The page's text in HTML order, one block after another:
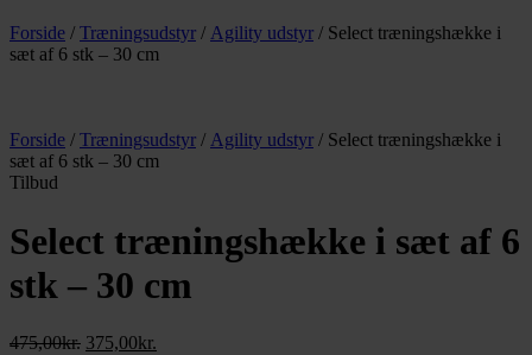
Forside / Træningsudstyr / Agility udstyr / Select træningshække i
sæt af 6 stk – 30 cm
Forside / Træningsudstyr / Agility udstyr / Select træningshække i
sæt af 6 stk – 30 cm
Tilbud
Select træningshække i sæt af 6
stk – 30 cm
475,00kr. Den
375,00kr.